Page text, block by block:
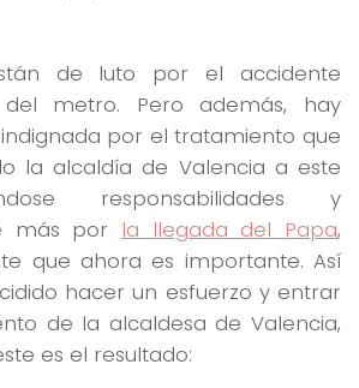
de luto por el accidente
del metro. Pero además, hay
por el tratamiento que
la alcaldía de Valencia a este
responsabilidades y
más por la llegada del Papa,
que ahora es importante. Así
hacer un esfuerzo y entrar
de la alcaldesa de Valencia,
es el resultado: